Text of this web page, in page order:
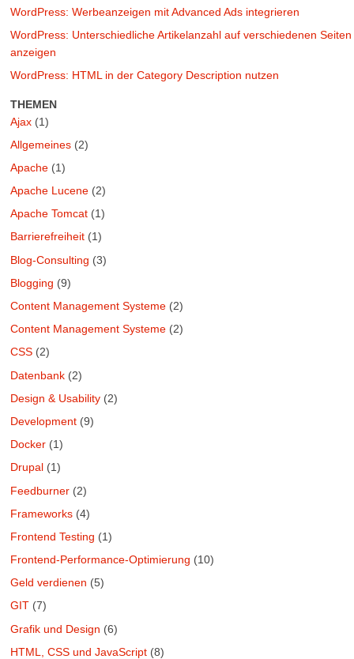
WordPress: Werbeanzeigen mit Advanced Ads integrieren
WordPress: Unterschiedliche Artikelanzahl auf verschiedenen Seiten
anzeigen
WordPress: HTML in der Category Description nutzen
THEMEN
Ajax (1)
Allgemeines (2)
Apache (1)
Apache Lucene (2)
Apache Tomcat (1)
Barrierefreiheit (1)
Blog-Consulting (3)
Blogging (9)
Content Management Systeme (2)
Content Management Systeme (2)
CSS (2)
Datenbank (2)
Design & Usability (2)
Development (9)
Docker (1)
Drupal (1)
Feedburner (2)
Frameworks (4)
Frontend Testing (1)
Frontend-Performance-Optimierung (10)
Geld verdienen (5)
GIT (7)
Grafik und Design (6)
HTML, CSS und JavaScript (8)